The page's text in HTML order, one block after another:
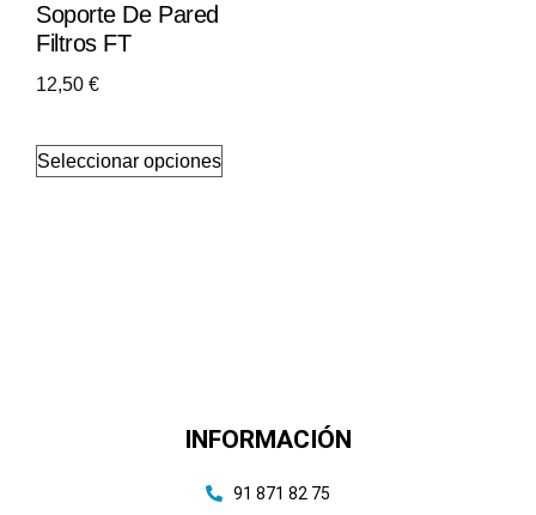
Soporte De Pared
Filtros FT
12,50 €
Seleccionar opciones
INFORMACIÓN
91 871 82 75